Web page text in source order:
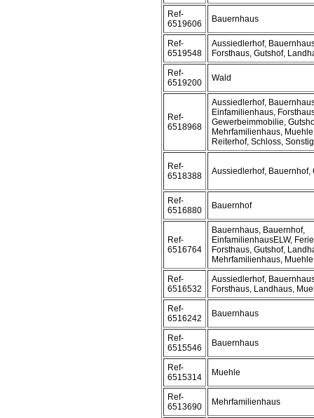
Ref-
6519606
Bauernhaus
Ref-
6519548
Aussiedlerhof,
Forsthaus, Gutshof,
Ref-
6519200
Wald
Ref-
6518968
Aussiedlerhof,
Einfamilienhaus,
Gewerbeimmobilie,
Mehrfamilienhaus,
Reiterhof, Schloss,
Ref-
6518388
Aussiedlerhof, Bauernhof,
Ref-
6516880
Bauernhof
Ref-
6516764
Bauernhaus, Bauernhof,
EinfamilienhausELW,
Forsthaus, Gutshof,
Mehrfamilienhaus,
Ref-
6516532
Aussiedlerhof,
Forsthaus, Landhaus,
Ref-
6516242
Bauernhaus
Ref-
6515546
Bauernhaus
Ref-
6515314
Muehle
Ref-
6513690
Mehrfamilienhaus